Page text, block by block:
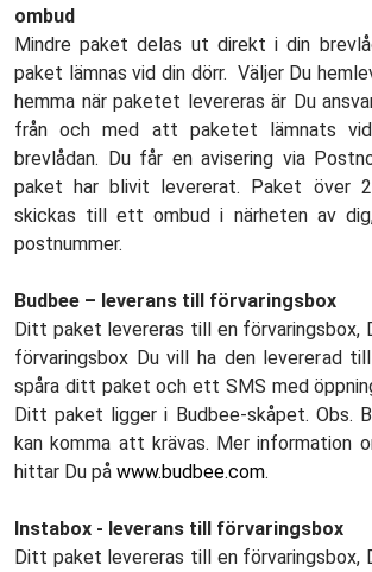
ombud
Mindre paket delas ut direkt i din
paket lämnas vid din dörr. Väljer Du
hemma när paketet levereras är Du
från och med att paketet lämnats
brevlådan. Du får en avisering via
paket har blivit levererat. Paket över
skickas till ett ombud i närheten av
postnummer.
Budbee – leverans till förvaringsbox
Ditt paket levereras till en förvaringsbox,
förvaringsbox Du vill ha den levererad
spåra ditt paket och ett SMS med
Ditt paket ligger i Budbee-skåpet. Obs.
kan komma att krävas. Mer information
hittar Du på www.budbee.com.
Instabox - leverans till förvaringsbox
Ditt paket levereras till en förvaringsbox,